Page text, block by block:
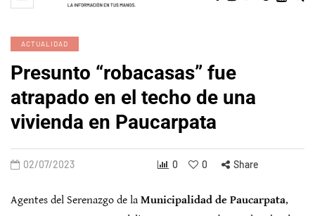
ACTUALIDAD
Presunto “robacasas” fue
atrapado en el techo de una
vivienda en Paucarpata
02/07/2023 0 0 Share
Agentes del Serenazgo de la Municipalidad de Paucarpata,